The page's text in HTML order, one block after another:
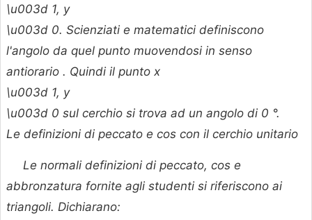
\u003d 1, y
\u003d 0. Scienziati e matematici definiscono
l'angolo da quel punto muovendosi in senso
antiorario . Quindi il punto x
\u003d 1, y
\u003d 0 sul cerchio si trova ad un angolo di 0 °.
Le definizioni di peccato e cos con il cerchio unitario
Le normali definizioni di peccato, cos e
abbronzatura fornite agli studenti si riferiscono ai
triangoli. Dichiarano: